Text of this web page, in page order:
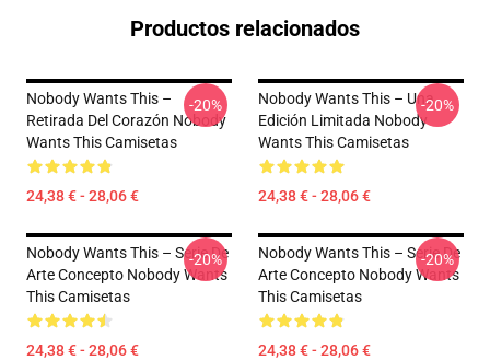
Productos relacionados
Nobody Wants This –
Retirada Del Corazón Nobody
Wants This Camisetas
24,38 € - 28,06 €
-20%
Nobody Wants This – Una
Edición Limitada Nobody
Wants This Camisetas
24,38 € - 28,06 €
-20%
Nobody Wants This – Serie De
Arte Concepto Nobody Wants
This Camisetas
24,38 € - 28,06 €
-20%
Nobody Wants This – Serie De
Arte Concepto Nobody Wants
This Camisetas
24,38 € - 28,06 €
-20%